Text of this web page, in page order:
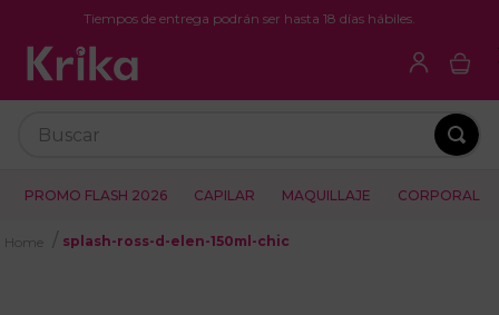
Tiempos de entrega podrán ser hasta 18 días hábiles.
PROMO FLASH 2026 CAPILAR MAQUILLAJE CORPORAL
splash-ross-d-elen-150ml-chic